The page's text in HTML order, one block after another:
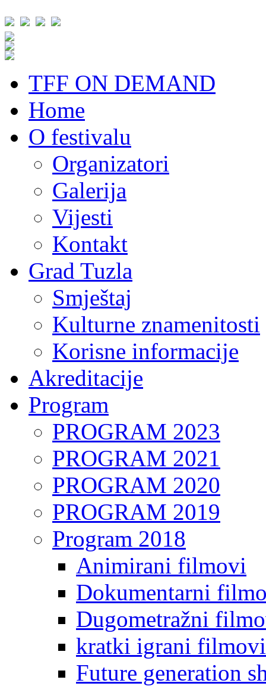
TFF ON DEMAND
Home
O festivalu
Organizatori
Galerija
Vijesti
Kontakt
Grad Tuzla
Smještaj
Kulturne znamenitosti
Korisne informacije
Akreditacije
Program
PROGRAM 2023
PROGRAM 2021
PROGRAM 2020
PROGRAM 2019
Program 2018
Animirani filmovi
Dokumentarni
Dugometražni
kratki igrani filmovi
Future generation